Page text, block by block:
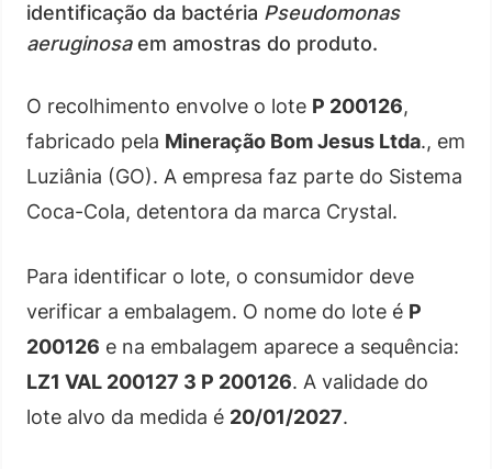
identificação da bactéria Pseudomonas
aeruginosaem amostras do produto.
O recolhimento envolve o lote P 200126,
fabricado pela Mineração Bom Jesus Ltda., em
Luziânia (GO). A empresa faz parte do Sistema
Coca-Cola, detentora da marca Crystal.
Para identificar o lote, o consumidor deve
verificar a embalagem. O nome do lote é P
200126 e na embalagem aparece a sequência:
LZ1 VAL 200127 3 P 200126. A validade do
lote alvo da medida é 20/01/2027.